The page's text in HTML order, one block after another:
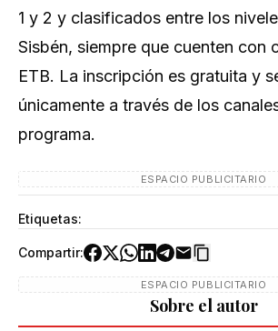
1 y 2 y clasificados entre los
Sisbén, siempre que cuenten con
ETB. La inscripción es gratuita y
únicamente a través de los
programa.
ESPACIO PUBLICITARIO
Etiquetas:
Compartir:
ESPACIO PUBLICITARIO
Sobre el autor